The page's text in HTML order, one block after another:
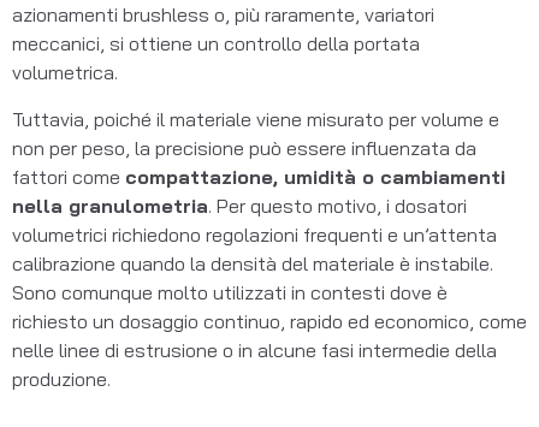
azionamenti brushless o, più raramente, variatori
meccanici, si ottiene un controllo della portata
volumetrica.
Tuttavia, poiché il materiale viene misurato per volume e
non per peso, la precisione può essere influenzata da
fattori come compattazione, umidità o cambiamenti
nella granulometria. Per questo motivo, i dosatori
volumetrici richiedono regolazioni frequenti e un’attenta
calibrazione quando la densità del materiale è instabile.
Sono comunque molto utilizzati in contesti dove è
richiesto un dosaggio continuo, rapido ed economico, come
nelle linee di estrusione o in alcune fasi intermedie della
produzione.